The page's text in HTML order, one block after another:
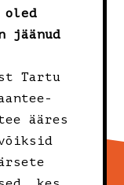
oled
jäänud
Tartu
ääres